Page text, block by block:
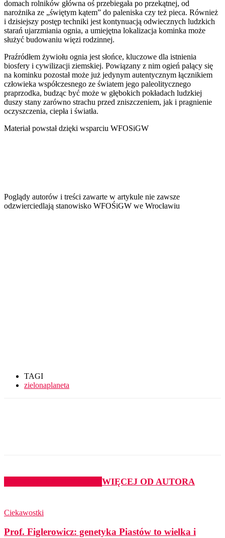
domach rolników główna oś przebiegała po przekątnej, od
narożnika ze „świętym kątem” do paleniska czy też pieca. Również
i dzisiejszy postęp techniki jest kontynuacją odwiecznych ludzkich
starań ujarzmiania ognia, a umiejętna lokalizacja kominka może
służyć budowaniu więzi rodzinnej.
Praźródłem żywiołu ognia jest słońce, kluczowe dla istnienia
biosfery i cywilizacji ziemskiej. Powiązany z nim ogień palący się
na kominku pozostał może już jedynym autentycznym łącznikiem
człowieka współczesnego ze światem jego paleolitycznego
praprzodka, budząc być może w głębokich pokładach ludzkiej
duszy stany zarówno strachu przed zniszczeniem, jak i pragnienie
oczyszczenia, ciepła i światła.
Materiał powstał dzięki wsparciu WFOSiGW
Poglądy autorów i treści zawarte w artykule nie zawsze
odzwierciedlają stanowisko WFOŚiGW we Wrocławiu
TAGI
zielonaplaneta
WIĘCEJ OD AUTORA
Ciekawostki
Prof. Figlerowicz: genetyka Piastów to wielka i